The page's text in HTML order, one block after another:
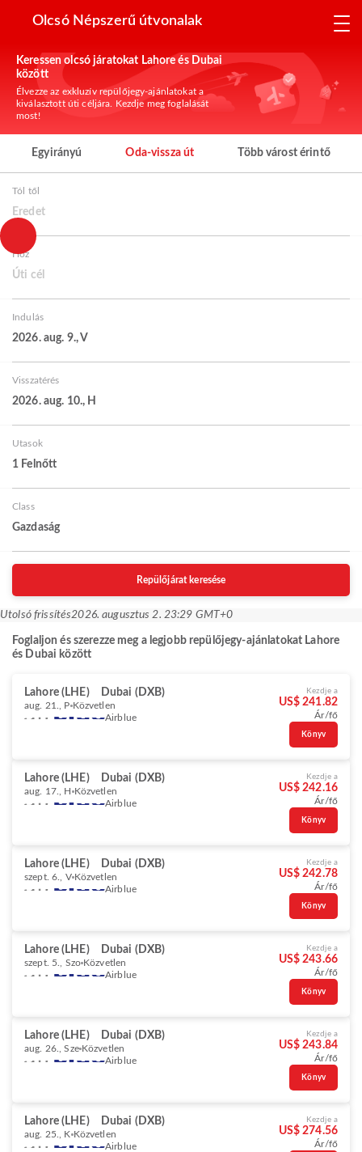
Olcsó Népszerű útvonalak
Keressen olcsó járatokat Lahore és Dubai
között
Élvezze az exkluzív repülőjegy-ajánlatokat a
kiválasztott úti céljára. Kezdje meg foglalását
most!
Egyirányú Oda-vissza út Több várost érintő
Tól től
Eredet
Hoz
Úti cél
Indulás
2026. aug. 9., V
Visszatérés
2026. aug. 10., H
Utasok
1 Felnőtt
Class
Gazdaság
Repülőjárat keresése
Utolsó frissítés2026. augusztus 2. 23:29 GMT+0
Foglaljon és szerezze meg a legjobb repülőjegy-ajánlatokat Lahore
és Dubai között
Lahore (LHE) Dubai (DXB)
aug. 21., P Közvetlen
Airblue
Kezdje a
US$ 241.82
Ár/fő
Könyv
Lahore (LHE) Dubai (DXB)
aug. 17., H Közvetlen
Airblue
Kezdje a
US$ 242.16
Ár/fő
Könyv
Lahore (LHE) Dubai (DXB)
szept. 6., V Közvetlen
Airblue
Kezdje a
US$ 242.78
Ár/fő
Könyv
Lahore (LHE) Dubai (DXB)
szept. 5., Szo Közvetlen
Airblue
Kezdje a
US$ 243.66
Ár/fő
Könyv
Lahore (LHE) Dubai (DXB)
aug. 26., Sze Közvetlen
Airblue
Kezdje a
US$ 243.84
Ár/fő
Könyv
Lahore (LHE) Dubai (DXB)
aug. 25., K Közvetlen
Airblue
Kezdje a
US$ 274.56
Ár/fő